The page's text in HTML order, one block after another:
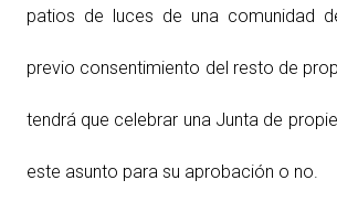
patios de luces de una comunidad
previo consentimiento del resto de
tendrá que celebrar una Junta de
este asunto para su aprobación o no.